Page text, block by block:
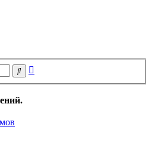
Поиск